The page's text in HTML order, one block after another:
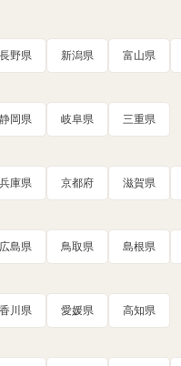
長野県 新潟県 富山県
静岡県 岐阜県 三重県
兵庫県 京都府 滋賀県
広島県 鳥取県 島根県
香川県 愛媛県 高知県